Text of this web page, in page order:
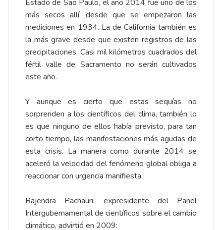
Estado de Sao Paulo, el año 2014 fue uno de los
más secos allí, desde que se empezaron las
mediciones en 1934. La de California también es
la más grave desde que existen registros de las
precipitaciones. Casi mil kilómetros cuadrados del
fértil valle de Sacramento no serán cultivados
este año.
Y aunque es cierto que estas sequías no
sorprenden a los científicos del clima, también lo
es que ninguno de ellos había previsto, para tan
corto tiempo, las manifestaciones más agudas de
esta crisis. La manera como durante 2014 se
aceleró la velocidad del fenómeno global obliga a
reaccionar con urgencia manifiesta.
Rajendra Pachauri, expresidente del Panel
Intergubernamental de científicos sobre el cambio
climático, advirtió en 2009: